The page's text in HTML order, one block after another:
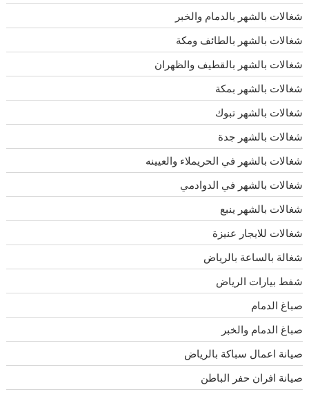
شغالات بالشهر بالدمام والخبر
شغالات بالشهر بالطائف ومكة
شغالات بالشهر بالقطيف والظهران
شغالات بالشهر بمكة
شغالات بالشهر تبوك
شغالات بالشهر جدة
شغالات بالشهر في الحريملاء والعيينه
شغالات بالشهر في الدوادمي
شغالات بالشهر ينبع
شغالات للايجار عنيزة
شغالة بالساعة بالرياض
شفط بيارات الرياض
صباغ الدمام
صباغ الدمام والخبر
صيانة اعمال سباكة بالرياض
صيانة افران حفر الباطن